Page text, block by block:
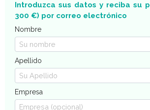
Introduzca sus datos y reciba su
300 €) por correo electrónico
Nombre
Apellido
Empresa